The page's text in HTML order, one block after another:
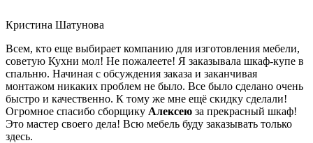
Кристина Шатунова
Всем, кто еще выбирает компанию для изготовления мебели,
советую Кухни мол! Не пожалеете! Я заказывала шкаф-купе в
спальню. Начиная с обсуждения заказа и заканчивая
монтажом никаких проблем не было. Все было сделано очень
быстро и качественно. К тому же мне ещё скидку сделали!
Огромное спасибо сборщику Алексею за прекрасный шкаф!
Это мастер своего дела! Всю мебель буду заказывать только
здесь.